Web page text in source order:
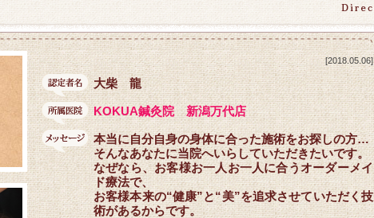
[2018.05.06]
大柴 龍
KOKUA鍼灸院 新潟万代店
本当に自分自身の身体に合った施術をお探しの方…
そんなあなたに当院へいらしていただきたいです。
なぜなら、お客様お一人お一人に合うオーダーメイ
ド療法で、
お客様本来の“健康”と“美”を追求させていただく技
術があるからです。